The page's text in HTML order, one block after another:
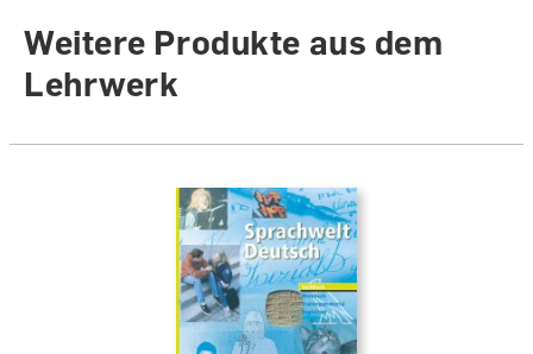
Weitere Produkte aus dem
Lehrwerk